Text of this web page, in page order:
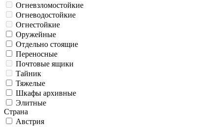
Огневзломостойкие
Огневодостойкие
Огнестойкие
Оружейные
Отдельно стоящие
Переносные
Почтовые ящики
Тайник
Тяжелые
Шкафы архивные
Элитные
Страна
Австрия